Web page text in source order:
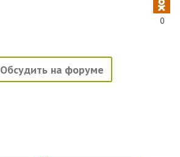
0
Обсудить на форуме